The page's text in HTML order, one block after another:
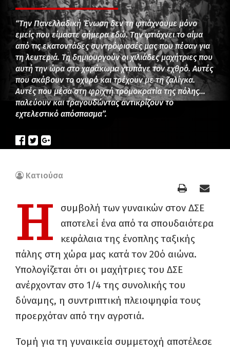
“Την Πανελλαδική Ένωση δεν τη φτιάχνουμε μόνο
εμείς που είμαστε σήμερα εδώ. Την φτιάχνει το αίμα
από τις εκατοντάδες συντρόφισσές μας που πέσαν για
τη λευτεριά. Τη δημιουργούν οι χιλιάδες μαχήτριες που
αυτή την ώρα στο χαράκωμα χτυπάνε τον εχθρό. Αυτές
που σκάβουν το οχυρό και τρέχουν με τη ζαλίγκα.
Αυτές που μέσα στη φριχτή τρομοκρατία της πόλης…
παλεύουν και τραγουδώντας αντικρίζουν το
εχτελεστικό απόσπασμα”.
Κατιούσα
Η
συμβολή των γυναικών στον ΔΣΕ
αποτελεί ένα από τα σπουδαιότερα
κεφάλαια της ένοπλης ταξικής
πάλης στη χώρα μας κατά τον 20ό αιώνα.
Υπολογίζεται ότι οι μαχήτριες του ΔΣΕ
ανέρχονταν στο 1/4 της συνολικής του
δύναμης, η συντριπτική πλειοψηφία τους
προερχόταν από την αγροτιά.
Τομή για τη γυναικεία συμμετοχή αποτέλεσε